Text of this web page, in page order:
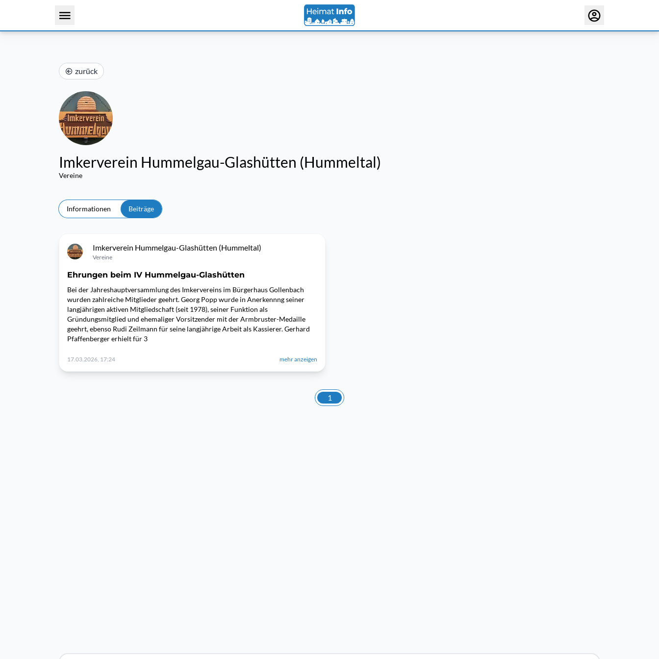
zurück
Imkerverein Hummelgau-Glashütten (Hummeltal)
Vereine
Informationen Beiträge
Imkerverein Hummelgau-Glashütten (Hummeltal)
Vereine
Ehrungen beim IV Hummelgau-Glashütten
Bei der Jahreshauptversammlung des Imkervereins im Bürgerhaus Gollenbach
wurden zahlreiche Mitglieder geehrt. Georg Popp wurde in Anerkennng seiner
langjährigen aktiven Mitgliedschaft (seit 1978), seiner Funktion als
Gründungsmitglied und ehemaliger Vorsitzender mit der Armbruster-Medaille
geehrt, ebenso Rudi Zeilmann für seine langjährige Arbeit als Kassierer. Gerhard
Pfaffenberger erhielt für 3
17.03.2026, 17:24 mehr anzeigen
1